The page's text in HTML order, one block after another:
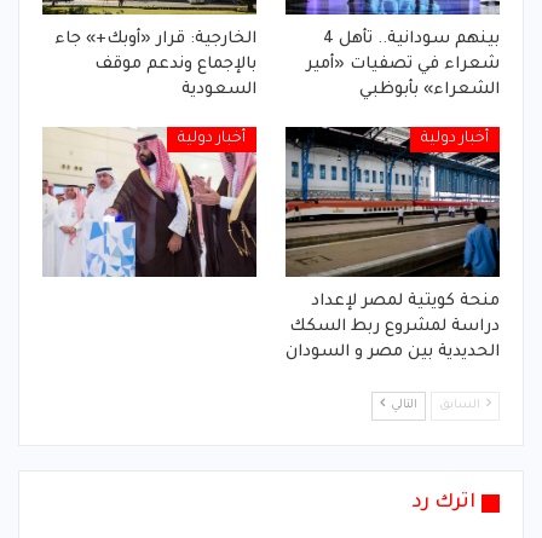
بينهم سودانية.. تأهل 4
شعراء في تصفيات «أمير
الشعراء» بأبوظبي
الخارجية: قرار «أوبك+» جاء
بالإجماع وندعم موقف
السعودية
أخبار دولية
منحة كويتية لمصر لإعداد
دراسة لمشروع ربط السكك
الحديدية بين مصر و السودان
أخبار دولية
السابق التالي
اترك رد